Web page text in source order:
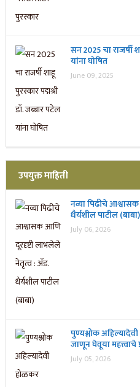
सन 2025 चा राजर्षी
यांना घोषित
June 09, 2025
उपयुक्त माहिती
नव्या पिढीचे
धैर्यशील पाटील (बाबा)
July 06, 2026
पुण्यश्लोक
जाणून घेवूया महत्त्वाचे
July 05, 2026